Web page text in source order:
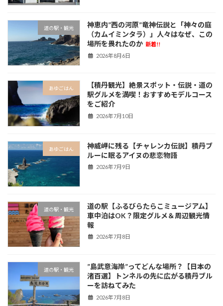
道の駅・観光
神恵内”西の河原”竜神伝説と「神々の庭
（カムイミンタラ）」人々はなぜ、この
場所を畏れたのか 新着!!
2026年8月6日
あゆごはん
【積丹観光】絶景スポット・伝説・道の
駅グルメを満喫！おすすめモデルコース
をご紹介
2026年7月10日
あゆごはん
神威岬に残る【チャレンカ伝説】積丹ブ
ルーに眠るアイヌの悲恋物語
2026年7月9日
道の駅・観光
道の駅【ふるびらたらこミュージアム】
車中泊はOK？限定グルメ＆周辺観光情
報
2026年7月8日
道の駅・観光
”島武意海岸”ってどんな場所？【日本の
渚百選】トンネルの先に広がる積丹ブル
ーを訪ねてみた
2026年7月8日